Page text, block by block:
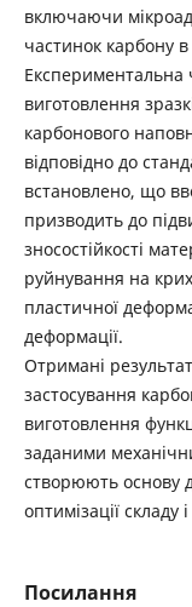
включаючи
частинок карбону
Експериментальна
виготовлення
карбонового
відповідно до
встановлено, що
призводить до
зносостійкості
руйнування на
пластичної
деформації.
Отримані
застосування
виготовлення
заданими
створюють основу
оптимізації складу
Посилання